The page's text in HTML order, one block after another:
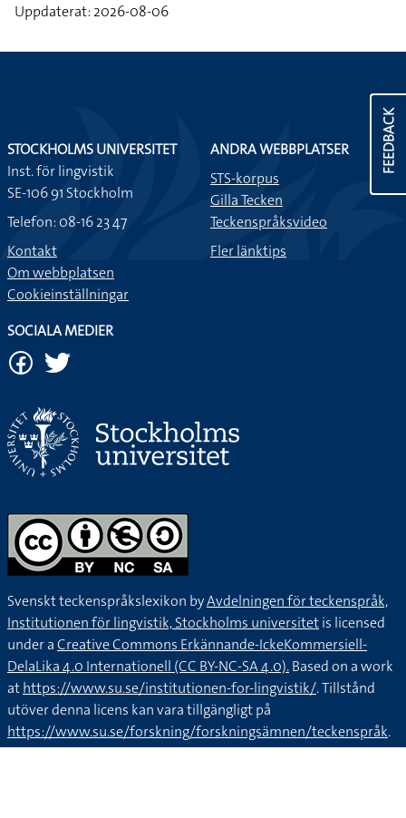
Uppdaterat: 2026-08-06
FEEDBACK
STOCKHOLMS UNIVERSITET
Inst. för lingvistik
SE-106 91 Stockholm
Telefon: 08-16 23 47
Kontakt
Om webbplatsen
Cookieinställningar
ANDRA WEBBPLATSER
STS-korpus
Gilla Tecken
Teckenspråksvideo
Fler länktips
SOCIALA MEDIER
Svenskt teckenspråkslexikon byAvdelningen för teckenspråk,
Institutionen för lingvistik, Stockholms universitetis licensed
under aCreative Commons Erkännande-IckeKommersiell-
DelaLika 4.0 Internationell (CC BY-NC-SA 4.0).Based on a work
athttps://www.su.se/institutionen-for-lingvistik/. Tillstånd
utöver denna licens kan vara tillgängligt på
https://www.su.se/forskning/forskningsämnen/teckenspråk.
Kontakta oss viateckenlexikon@ling.su.se.